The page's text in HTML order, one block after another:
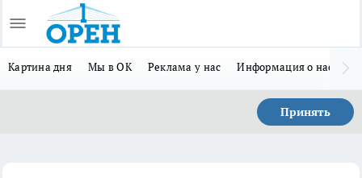
Картина дня Мы в ОК Реклама у нас Информация о нас
Принять